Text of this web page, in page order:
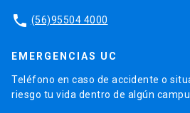
phone (56)95504 4000
EMERGENCIAS UC
Teléfono en caso de accidente o
riesgo tu vida dentro de algún